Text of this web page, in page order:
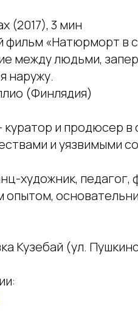
(2017), 3 мин
«Натюрморт в
между людьми,
наружу.
(Финлядия)
и продюсер в
и уязвимыми
художник, педагог,
опытом,
Кузебай (ул.